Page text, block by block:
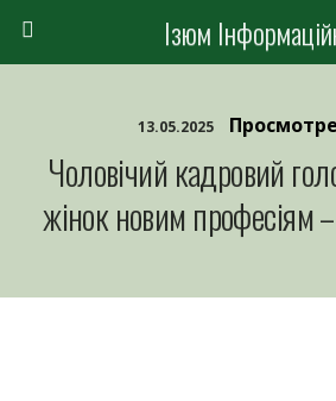
Ізюм
13.05.2025
Чоловічий кадровий
жінок новим професіям